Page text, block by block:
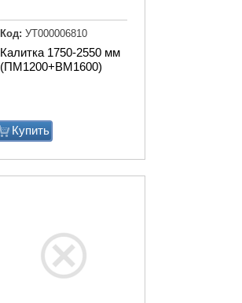
Калитка 1750-2550 мм
(ПМ1200+ВМ1600)
Купить
Код: УТ000006810